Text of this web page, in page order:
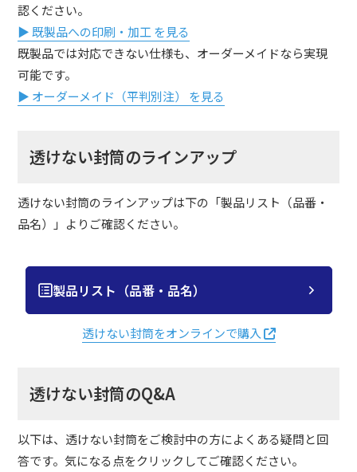
認ください。
▶ 既製品への印刷・加工 を見る
既製品では対応できない仕様も、オーダーメイドなら実現
可能です。
▶ オーダーメイド（平判別注） を見る
透けない封筒のラインアップ
透けない封筒のラインアップは下の「製品リスト（品番・
品名）」よりご確認ください。
製品リスト（品番・品名）
透けない封筒をオンラインで購入
透けない封筒のQ&A
以下は、透けない封筒をご検討中の方によくある疑問と回
答です。気になる点をクリックしてご確認ください。